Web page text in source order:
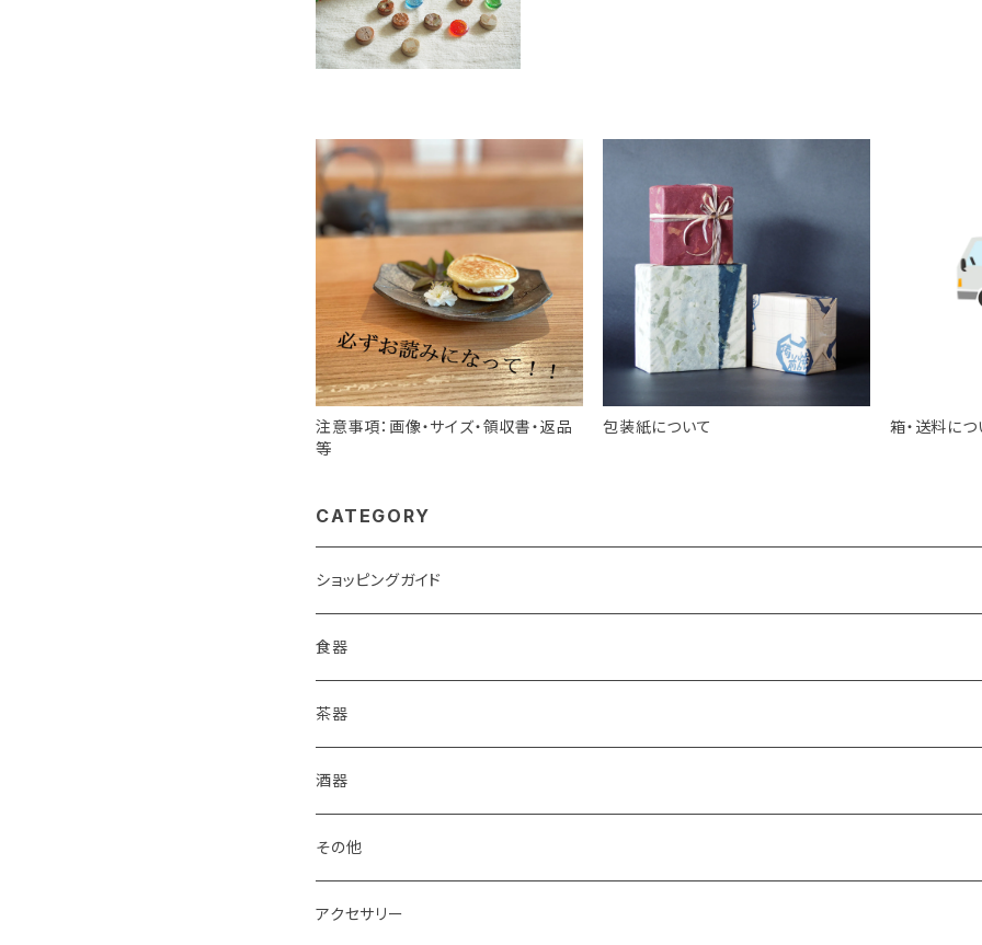
付
¥1,222
注意事項：画像・サイズ・領収書・返品
等
包装紙について 箱・送料につ
CATEGORY
ショッピングガイド
包装
ご購入前に必ずお読みください
箱・送料について
食器
皿
コーヒードリッパー
グラス・湯呑
食器セット
茶器
抹茶盌
煎茶碗
湯冷まし
酒器
その他
箸置き
アクセサリー